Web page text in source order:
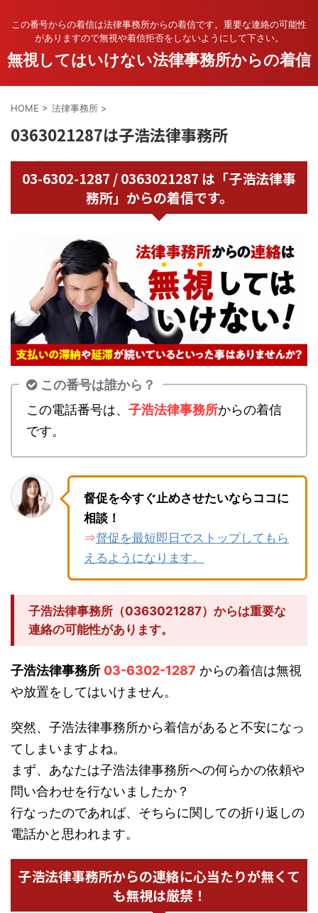
この番号からの着信は法律事務所からの着信です。重要な連絡の可能性
がありますので無視や着信拒否をしないようにして下さい。
無視してはいけない法律事務所からの着信
HOME > 法律事務所 >
0363021287は子浩法律事務所
03-6302-1287 / 0363021287 は「子浩法律事
務所」からの着信です。
この番号は誰から？
この電話番号は、 子浩法律事務所からの着信
です。
督促を今すぐ止めさせたいならココに
相談！
⇒督促を最短即日でストップしてもら
えるようになります。
子浩法律事務所（0363021287）からは重要な
連絡の可能性があります。
子浩法律事務所 03-6302-1287 からの着信は無視
や放置をしてはいけません。
突然、子浩法律事務所から着信があると不安になっ
てしまいますよね。
まず、あなたは子浩法律事務所への何らかの依頼や
問い合わせを行ないましたか？
行なったのであれば、そちらに関しての折り返しの
電話かと思われます。
子浩法律事務所からの連絡に心当たりが無くて
も無視は厳禁！